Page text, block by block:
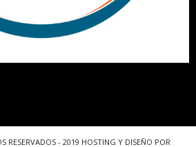
RESERVADOS - 2019 HOSTING Y DISEÑO POR